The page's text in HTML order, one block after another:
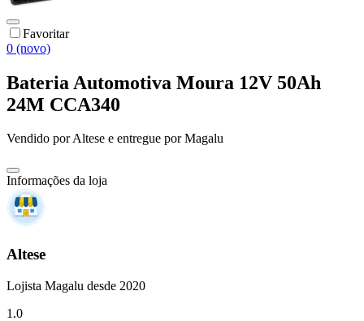
Favoritar
0 (novo)
Bateria Automotiva Moura 12V 50Ah
24M CCA340
Vendido porAltese e entregue por Magalu
Informações da loja
Altese
Lojista Magalu desde 2020
1.0